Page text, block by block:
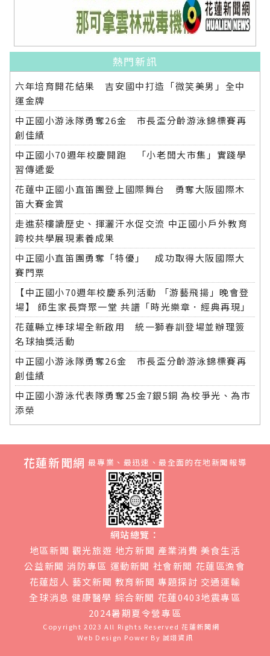
熱門新訊
六年培育開花結果 吉安國中打造「微笑美男」全中
運金牌
中正國小游泳隊勇奪26金 市長盃分齡游泳錦標賽再
創佳績
中正國小70週年校慶開跑 「小老闆大市集」實踐學
習傳遞愛
花蓮中正國小直笛團登上國際舞台 勇奪大阪國際木
笛大賽金賞
走進菸樓讀歷史、揮灑汗水促交流 中正國小戶外教育
跨校共學展現素養成果
中正國小直笛團勇奪「特優」 成功取得大阪國際大
賽門票
【中正國小70週年校慶系列活動 「游藝飛揚」晚會登
場】 師生家長齊聚一堂 共譜「時光樂章．經典再現」
花蓮縣立棒球場全新啟用 統一獅春訓登場並辦理簽
名球抽獎活動
中正國小游泳隊勇奪26金 市長盃分齡游泳錦標賽再
創佳績
中正國小游泳代表隊勇奪25金7銀5銅 為校爭光、為市
添榮
花蓮新聞網 最專業、最迅速、最全面的在地新聞報導
網站總覽：
地區新聞 觀光旅遊 地方新聞 產業消費 美食生活
公益新聞 消防專區 運動新聞 社會新聞 花蓮區漁會
花蓮超人 藝文新聞 教育新聞 專題探討 交通運輸
全球消息 健康醫學 綜合新聞 花蓮0403地震專區
2024暑期夏令營專區
Copyright 2023 All Rights Reserved花蓮新聞網
Web Design Power By 誠翊資訊